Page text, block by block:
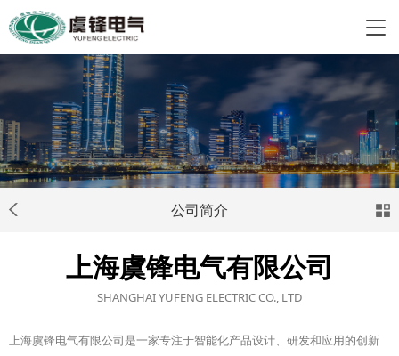
公司简介
上海虞锋电气有限公司
SHANGHAI YUFENG ELECTRIC CO., LTD
上海虞锋电气有限公司是一家专注于智能化产品设计、研发和应用的创新